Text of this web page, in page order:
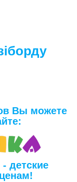
Вы можете
детские